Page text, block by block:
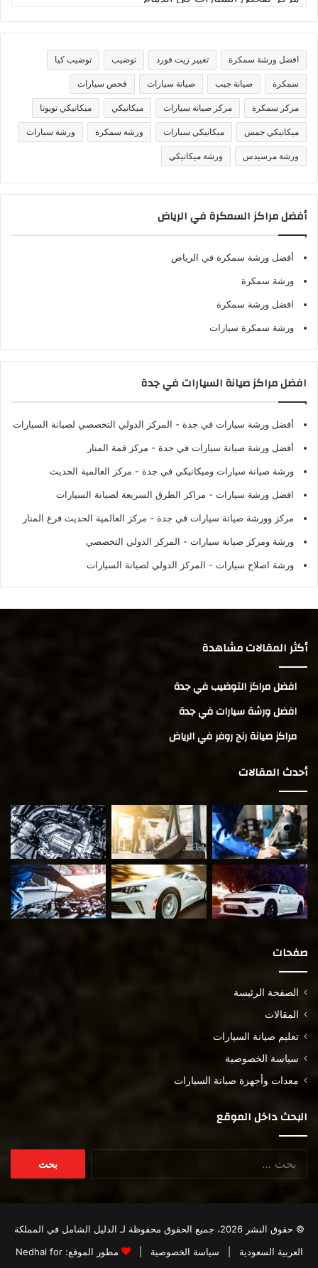
ص
ن
ف
ا
افضل ورشة سمكرة تغيير زيت فورد توضيب توضيب كيا
سمكرة صيانة جيب صيانة سيارات فحص سيارات
مركز سمكرة مركز صيانة سيارات ميكانيكي ميكانيكي تويوتا
ميكانيكي جمس ميكانيكي سيارات ورشة سمكرة ورشة سيارات
ورشة مرسيدس ورشة ميكانيكي
أفضل مراكز السمكرة في الرياض
أفضل ورشة سمكرة في الرياض
ورشة سمكرة
افضل ورشة سمكرة
ورشة سمكرة سيارات
افضل مراكز صيانة السيارات في جدة
أفضل ورشة سيارات في جدة - المركز الدولي التخصصي لصيانة السيارات
أفضل ورشة صيانة سيارات في جدة - مركز قمة المنار
ورشة صيانة سيارات وميكانيكي في جدة - مركز العالمية الحديث
افضل ورشة سيارات - مراكز الطرق السريعة لصيانة السيارات
مركز وورشة صيانة سيارات في جدة - مركز العالمية الحديث فرع المنار
ورشة ومركز صيانة سيارات - المركز الدولي التخصصي
ورشة اصلاح سيارات - المركز الدولي لصيانة السيارات
أكثر المقالات مشاهدة
افضل مراكز التوضيب في جدة
افضل ورشة سيارات في جدة
مراكز صيانة رنج روفر في الرياض
أحدث المقالات
صفحات
الصفحة الرئيسة
المقالات
تعليم صيانة السيارات
سياسة الخصوصية
معدات وأجهزة صيانة السيارات
البحث داخل الموقع
© حقوق النشر 2026، جميع الحقوق محفوظة لـ
الدليل الشامل في المملكة
العربية السعودية
سياسة الخصوصية | مطور الموقع:Nedhal for